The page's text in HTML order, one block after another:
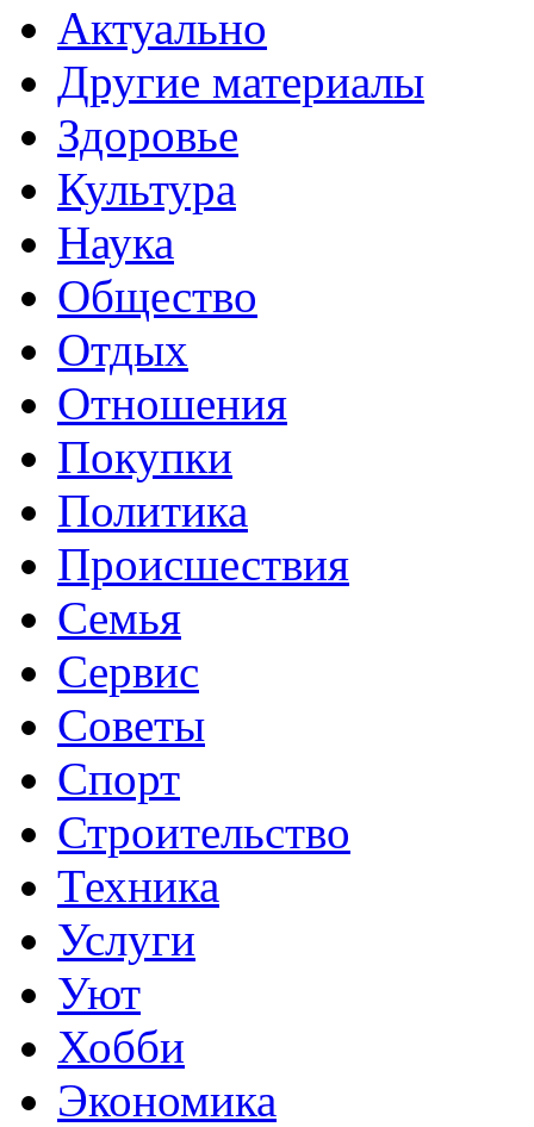
Актуально
Другие материалы
Здоровье
Культура
Наука
Общество
Отдых
Отношения
Покупки
Политика
Происшествия
Семья
Сервис
Советы
Спорт
Строительство
Техника
Услуги
Уют
Хобби
Экономика